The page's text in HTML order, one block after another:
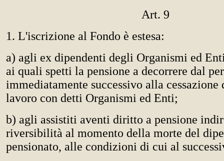
Art. 9
1. L'iscrizione al Fondo è estesa:
a) agli ex dipendenti degli Organismi ed
ai quali spetti la pensione a decorrere dal
immediatamente successivo alla
lavoro con detti Organismi ed Enti;
b) agli assistiti aventi diritto a pensione
riversibilità al momento della morte del
pensionato, alle condizioni di cui al